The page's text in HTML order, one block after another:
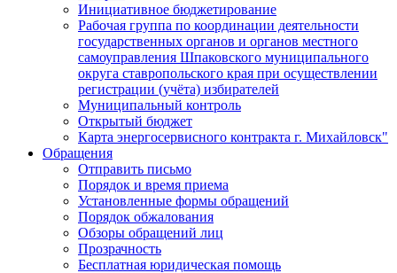
Инициативное бюджетирование
Рабочая группа по координации деятельности
государственных органов и органов местного
самоуправления Шпаковского муниципального
округа ставропольского края при осуществлении
регистрации (учёта) избирателей
Муниципальный контроль
Открытый бюджет
Карта энергосервисного контракта г. Михайловск"
Обращения
Отправить письмо
Порядок и время приема
Установленные формы обращений
Порядок обжалования
Обзоры обращений лиц
Прозрачность
Бесплатная юридическая помощь